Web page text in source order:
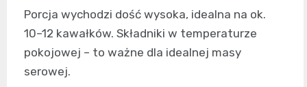
Porcja wychodzi dość wysoka, idealna na ok.
10–12 kawałków. Składniki w temperaturze
pokojowej – to ważne dla idealnej masy
serowej.